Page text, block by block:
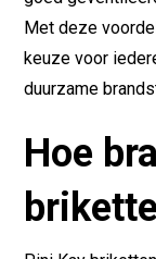
Met deze
keuze voor
duurzame
Hoe